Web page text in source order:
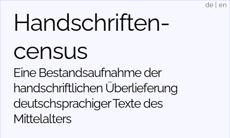
Handschriften­
census
Eine Bestandsaufnahme der
handschriftlichen Über­lieferung
deutschsprachiger Texte des
Mittelalters
de en